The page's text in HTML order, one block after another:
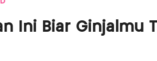
Ini Biar Ginjalmu